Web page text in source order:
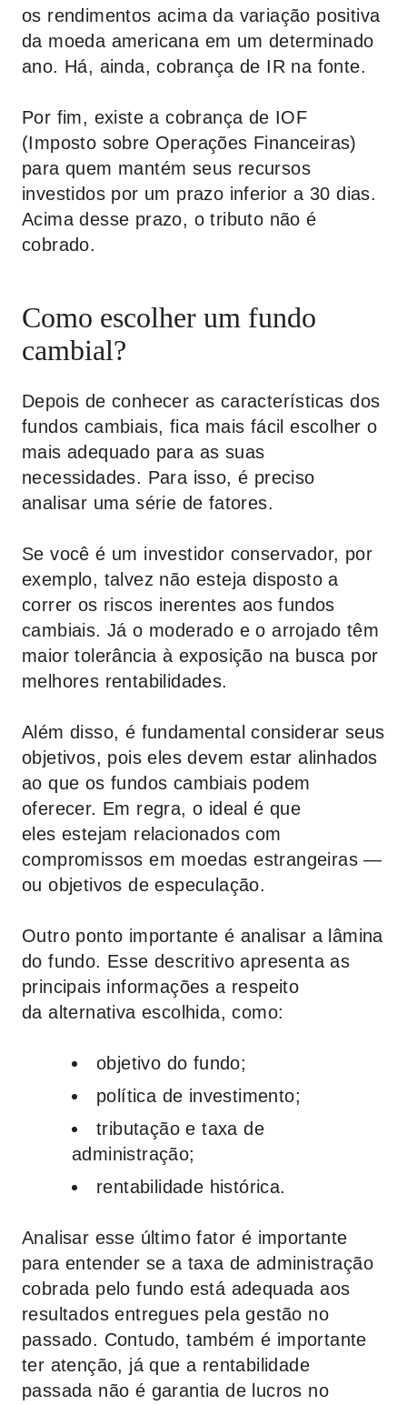
os rendimentos acima da variação positiva
da moeda americana em um determinado
ano. Há, ainda, cobrança de IR na fonte.
Por fim, existe a cobrança de IOF
(Imposto sobre Operações Financeiras)
para quem mantém seus recursos
investidos por um prazo inferior a 30 dias.
Acima desse prazo, o tributo não é
cobrado.
Como escolher um fundo
cambial?
Depois de conhecer as características dos
fundos cambiais, fica mais fácil escolher o
mais adequado para as suas
necessidades. Para isso, é preciso
analisar uma série de fatores.
Se você é um investidor conservador, por
exemplo, talvez não esteja disposto a
correr os riscos inerentes aos fundos
cambiais. Já o moderado e o arrojado têm
maior tolerância à exposição na busca por
melhores rentabilidades.
Além disso, é fundamental considerar seus
objetivos, pois eles devem estar alinhados
ao que os fundos cambiais podem
oferecer. Em regra, o ideal é que
eles estejam relacionados com
compromissos em moedas estrangeiras —
ou objetivos de especulação.
Outro ponto importante é analisar a lâmina
do fundo. Esse descritivo apresenta as
principais informações a respeito
da alternativa escolhida, como:
objetivo do fundo;
política de investimento;
tributação e taxa de
administração;
rentabilidade histórica.
Analisar esse último fator é importante
para entender se a taxa de administração
cobrada pelo fundo está adequada aos
resultados entregues pela gestão no
passado. Contudo, também é importante
ter atenção, já que a rentabilidade
passada não é garantia de lucros no